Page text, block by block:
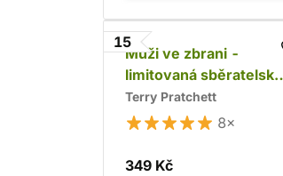
15
Muži ve zbrani -
limitovaná sběratelská
edice
Terry Pratchett
8×
349 Kč